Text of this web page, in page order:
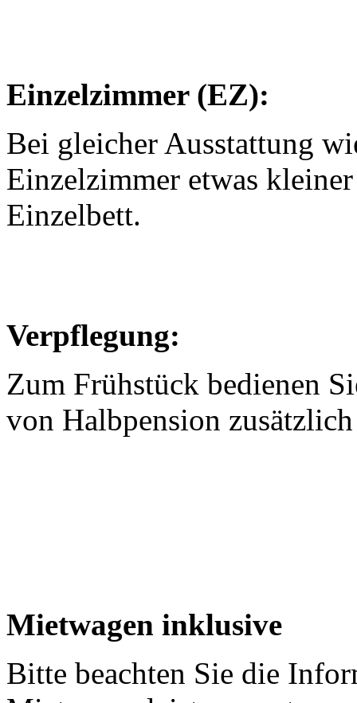
Einzelzimmer (EZ):
Bei gleicher Ausstattung
Einzelzimmer etwas
Einzelbett.
Verpflegung:
Zum Frühstück bedienen
von Halbpension
Mietwagen inklusive
Bitte beachten Sie die